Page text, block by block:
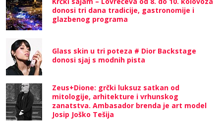
donosi tri dana tradicije, gastronomije i
glazbenog programa
Glass skin u tri poteza # Dior Backstage
donosi sjaj s modnih pista
Zeus+Dione: grčki luksuz satkan od
mitologije, arhitekture i vrhunskog
zanatstva. Ambasador brenda je art model
Josip Joško Tešija